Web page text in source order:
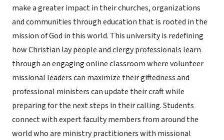
make a greater impact in their churches, organizations
and communities through education that is rooted in the
mission of God in this world. This university is redefining
how Christian lay people and clergy professionals learn
through an engaging online classroom where volunteer
missional leaders can maximize their giftedness and
professional ministers can update their craft while
preparing for the next steps in their calling. Students
connect with expert faculty members from around the
world who are ministry practitioners with missional